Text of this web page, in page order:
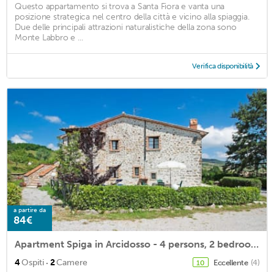
Questo appartamento si trova a Santa Fiora e vanta una
posizione strategica nel centro della città e vicino alla spiaggia.
Due delle principali attrazioni naturalistiche della zona sono
Monte Labbro e ...
Verifica disponibilità
a partire da
84€
Apartment Spiga in Arcidosso - 4 persons, 2 bedrooms
4Ospiti · 2Camere 10 Eccellente (4)